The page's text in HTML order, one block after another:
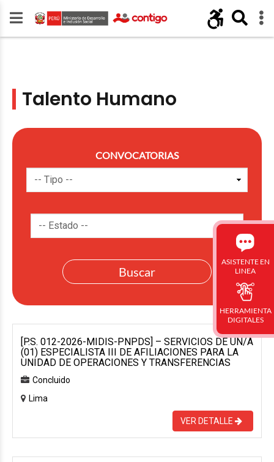
Talento Humano
CONVOCATORIAS
[P.S. 012-2026-MIDIS-PNPDS] – SERVICIOS DE UN/A
(01) ESPECIALISTA III DE AFILIACIONES PARA LA
UNIDAD DE OPERACIONES Y TRANSFERENCIAS
Concluido
Lima
VER DETALLE
ASISTENTE EN
LINEA
HERRAMIENTA
DIGITALES